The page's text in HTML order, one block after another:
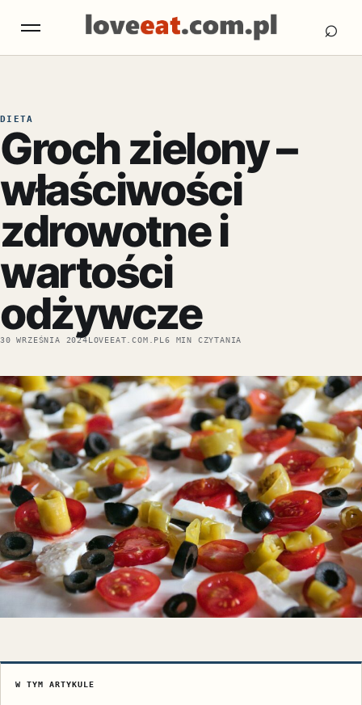
Otwórz menu ⌕
DIETA
Groch zielony –
właściwości
zdrowotne i
wartości
odżywcze
30 WRZEŚNIA 2024LOVEEAT.COM.PL6 MIN CZYTANIA
W TYM ARTYKULE